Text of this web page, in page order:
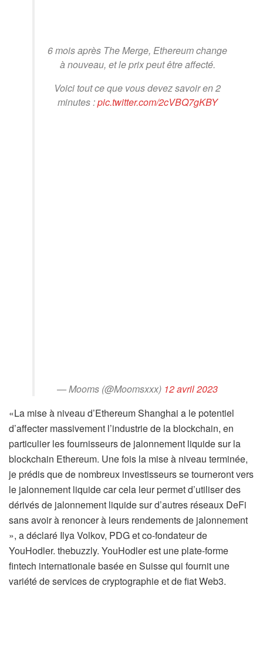
6 mois après The Merge, Ethereum change
à nouveau, et le prix peut être affecté.
Voici tout ce que vous devez savoir en 2
minutes :pic.twitter.com/2cVBQ7gKBY
— Mooms (@Moomsxxx) 12 avril 2023
«La mise à niveau d’Ethereum Shanghai a le potentiel
d’affecter massivement l’industrie de la blockchain, en
particulier les fournisseurs de jalonnement liquide sur la
blockchain Ethereum. Une fois la mise à niveau terminée,
je prédis que de nombreux investisseurs se tourneront vers
le jalonnement liquide car cela leur permet d’utiliser des
dérivés de jalonnement liquide sur d’autres réseaux DeFi
sans avoir à renoncer à leurs rendements de jalonnement
», a déclaré Ilya Volkov, PDG et co-fondateur de
YouHodler. thebuzzly. YouHodler est une plate-forme
fintech internationale basée en Suisse qui fournit une
variété de services de cryptographie et de fiat Web3.